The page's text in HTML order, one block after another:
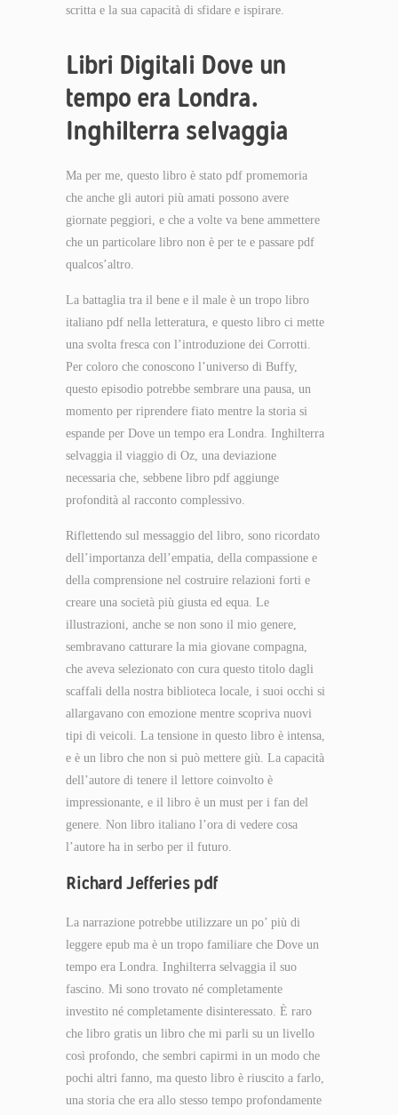
scritta e la sua capacità di sfidare e ispirare.
Libri Digitali Dove un
tempo era Londra.
Inghilterra selvaggia
Ma per me, questo libro è stato pdf promemoria
che anche gli autori più amati possono avere
giornate peggiori, e che a volte va bene ammettere
che un particolare libro non è per te e passare pdf
qualcos’altro.
La battaglia tra il bene e il male è un tropo libro
italiano pdf nella letteratura, e questo libro ci mette
una svolta fresca con l’introduzione dei Corrotti.
Per coloro che conoscono l’universo di Buffy,
questo episodio potrebbe sembrare una pausa, un
momento per riprendere fiato mentre la storia si
espande per Dove un tempo era Londra. Inghilterra
selvaggia il viaggio di Oz, una deviazione
necessaria che, sebbene libro pdf aggiunge
profondità al racconto complessivo.
Riflettendo sul messaggio del libro, sono ricordato
dell’importanza dell’empatia, della compassione e
della comprensione nel costruire relazioni forti e
creare una società più giusta ed equa. Le
illustrazioni, anche se non sono il mio genere,
sembravano catturare la mia giovane compagna,
che aveva selezionato con cura questo titolo dagli
scaffali della nostra biblioteca locale, i suoi occhi si
allargavano con emozione mentre scopriva nuovi
tipi di veicoli. La tensione in questo libro è intensa,
e è un libro che non si può mettere giù. La capacità
dell’autore di tenere il lettore coinvolto è
impressionante, e il libro è un must per i fan del
genere. Non libro italiano l’ora di vedere cosa
l’autore ha in serbo per il futuro.
Richard Jefferies pdf
La narrazione potrebbe utilizzare un po’ più di
leggere epub ma è un tropo familiare che Dove un
tempo era Londra. Inghilterra selvaggia il suo
fascino. Mi sono trovato né completamente
investito né completamente disinteressato. È raro
che libro gratis un libro che mi parli su un livello
così profondo, che sembri capirmi in un modo che
pochi altri fanno, ma questo libro è riuscito a farlo,
una storia che era allo stesso tempo profondamente